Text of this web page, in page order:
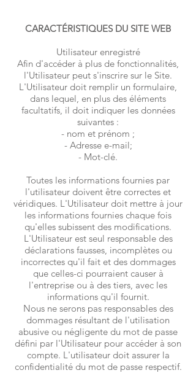
CARACTÉRISTIQUES DU SITE WEB
Utilisateur enregistré
Afin d'accéder à plus de fonctionnalités,
l'Utilisateur peut s'inscrire sur le Site.
L'Utilisateur doit remplir un formulaire,
dans lequel, en plus des éléments
facultatifs, il doit indiquer les données
suivantes :
- nom et prénom ;
- Adresse e-mail;
- Mot-clé.
Toutes les informations fournies par
l'utilisateur doivent être correctes et
véridiques. L'Utilisateur doit mettre à jour
les informations fournies chaque fois
qu'elles subissent des modifications.
L'Utilisateur est seul responsable des
déclarations fausses, incomplètes ou
incorrectes qu'il fait et des dommages
que celles-ci pourraient causer à
l'entreprise ou à des tiers, avec les
informations qu'il fournit.
Nous ne serons pas responsables des
dommages résultant de l'utilisation
abusive ou négligente du mot de passe
défini par l'Utilisateur pour accéder à son
compte. L'utilisateur doit assurer la
confidentialité du mot de passe respectif.